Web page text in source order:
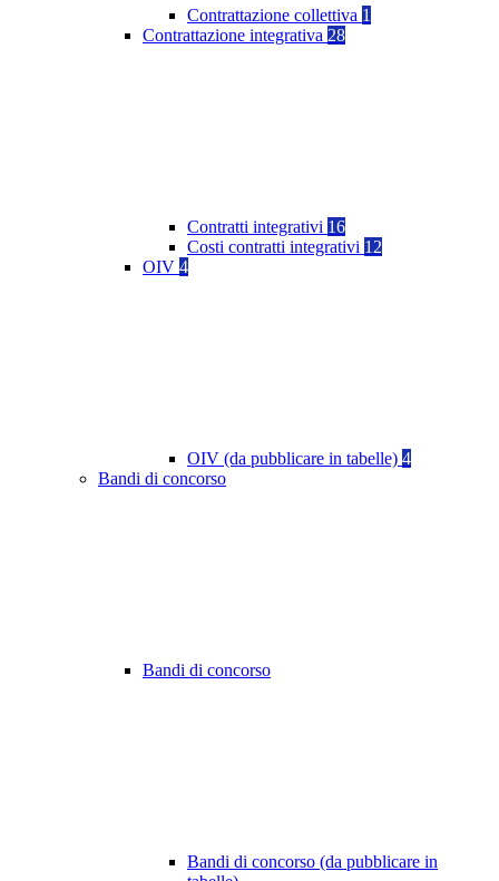
Contrattazione collettiva 1
Contrattazione integrativa 28
Contratti integrativi 16
Costi contratti integrativi 12
OIV 4
OIV (da pubblicare in tabelle) 4
Bandi di concorso
Bandi di concorso
Bandi di concorso (da pubblicare in